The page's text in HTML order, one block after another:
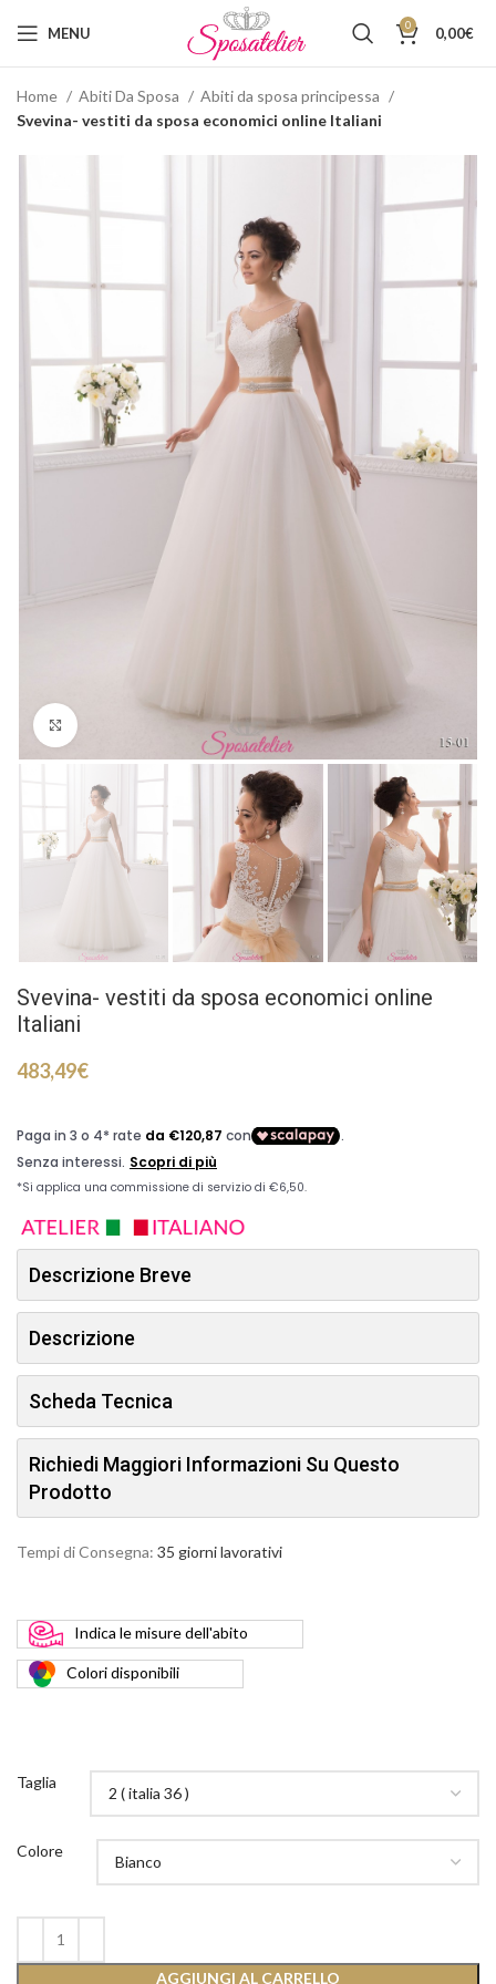
MENU 0 0,00€
Home Abiti Da Sposa
Abiti da sposa principessa
Svevina- vestiti da sposa economici online Italiani
Click to enlarge
Svevina- vestiti da sposa economici online
Italiani
483,49€
Descrizione Breve
Descrizione
Scheda Tecnica
Richiedi Maggiori Informazioni Su Questo
Prodotto
Tempi di Consegna: 35 giorni lavorativi
Indica le misure dell'abito
Coloridisponibili
Taglia
Colore
AGGIUNGI AL CARRELLO